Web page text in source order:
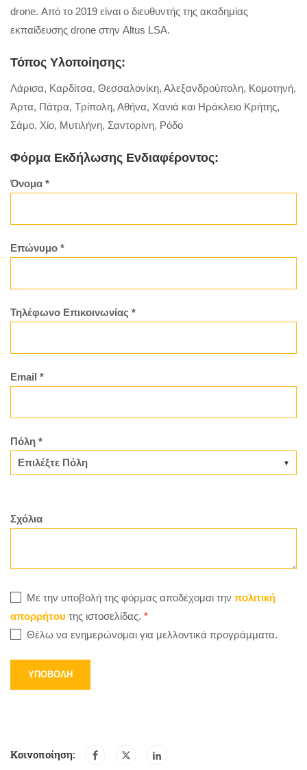
drone. Από το 2019 είναι o διευθυντής της ακαδημίας
εκπαίδευσης drone στην Altus LSΑ.
Τόπος Υλοποίησης:
Λάρισα, Καρδίτσα, Θεσσαλονίκη, Αλεξανδρούπολη, Κομοτηνή,
Άρτα, Πάτρα, Τρίπολη, Αθήνα, Χανιά και Ηράκλειο Κρήτης,
Σάμο, Χίο, Μυτιλήνη, Σαντορίνη, Ρόδο
Φόρμα Εκδήλωσης Ενδιαφέροντος:
Όνομα *
Επώνυμο *
Τηλέφωνο Επικοινωνίας *
Email *
Πόλη *
Σχόλια
Με την υποβολή της φόρμας αποδέχομαι την πολιτική
απορρήτου της ιστοσελίδας. *
Θέλω να ενημερώνομαι για μελλοντικά προγράμματα.
Κοινοποίηση: